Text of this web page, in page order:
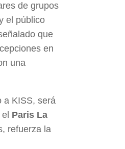
de grupos
el público
que
en
una
a KISS, será
Paris La
refuerza la